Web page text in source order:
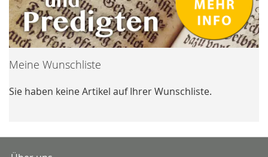
Meine Wunschliste
Sie haben keine Artikel auf Ihrer Wunschliste.